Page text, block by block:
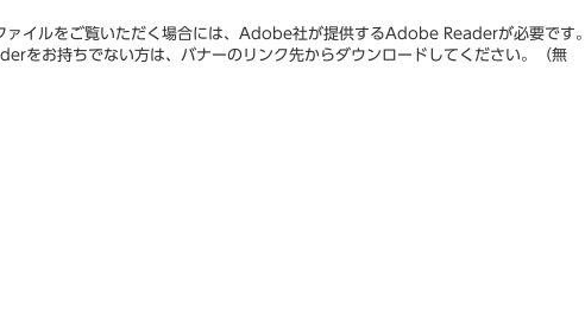
ァイルをご覧いただく場合には、Adobe社が提供するAdobe Readerが必要です。
をお持ちでない方は、バナーのリンク先からダウンロードしてください。（無